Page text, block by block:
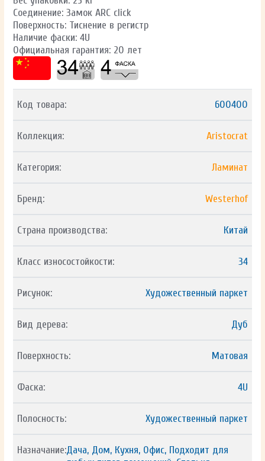
Соединение: Замок ARC click
Поверхность: Тиснение в регистр
Наличие фаски: 4U
Официальная гарантия: 20 лет
Код товара: 600400
Коллекция: Aristocrat
Категория: Ламинат
Бренд: Westerhof
Страна производства: Китай
Класс износостойкости: 34
Рисунок: Художественный паркет
Вид дерева: Дуб
Поверхность: Матовая
Фаска: 4U
Полосность: Художественный паркет
Назначание:Дача, Дом, Кухня, Офис, Подходит для